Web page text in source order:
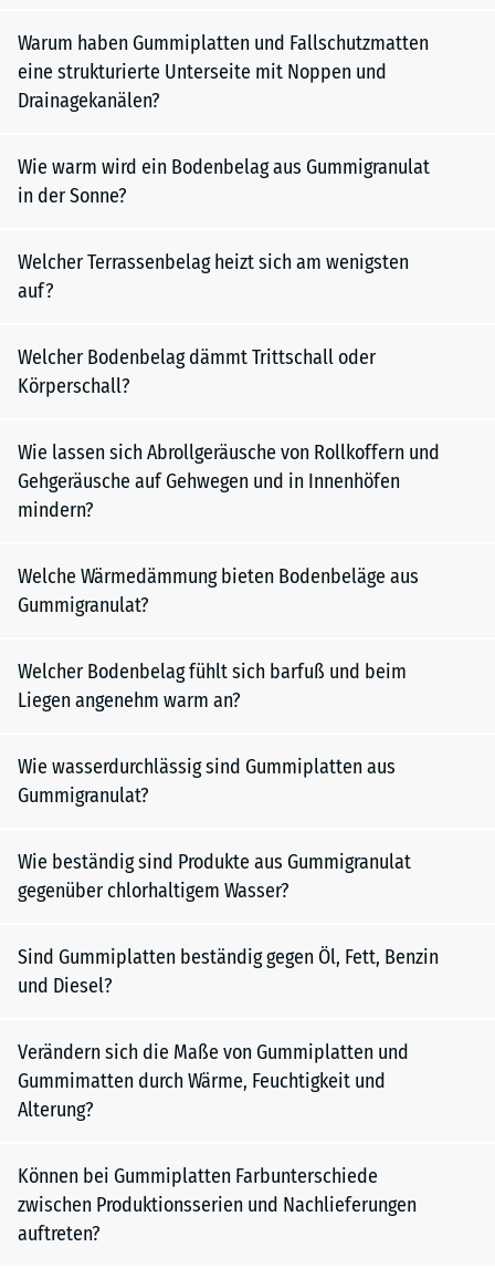
Warum haben Gummiplatten und Fallschutzmatten
eine strukturierte Unterseite mit Noppen und
Drainagekanälen?
Wie warm wird ein Bodenbelag aus Gummigranulat
in der Sonne?
Welcher Terrassenbelag heizt sich am wenigsten
auf?
Welcher Bodenbelag dämmt Trittschall oder
Körperschall?
Wie lassen sich Abrollgeräusche von Rollkoffern und
Gehgeräusche auf Gehwegen und in Innenhöfen
mindern?
Welche Wärmedämmung bieten Bodenbeläge aus
Gummigranulat?
Welcher Bodenbelag fühlt sich barfuß und beim
Liegen angenehm warm an?
Wie wasserdurchlässig sind Gummiplatten aus
Gummigranulat?
Wie beständig sind Produkte aus Gummigranulat
gegenüber chlorhaltigem Wasser?
Sind Gummiplatten beständig gegen Öl, Fett, Benzin
und Diesel?
Verändern sich die Maße von Gummiplatten und
Gummimatten durch Wärme, Feuchtigkeit und
Alterung?
Können bei Gummiplatten Farbunterschiede
zwischen Produktionsserien und Nachlieferungen
auftreten?